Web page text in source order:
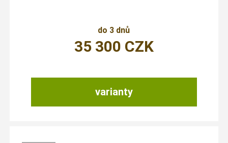
do 3 dnů
varianty
35 300 CZK